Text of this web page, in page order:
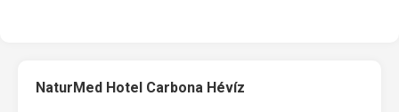
NaturMed Hotel Carbona Hévíz